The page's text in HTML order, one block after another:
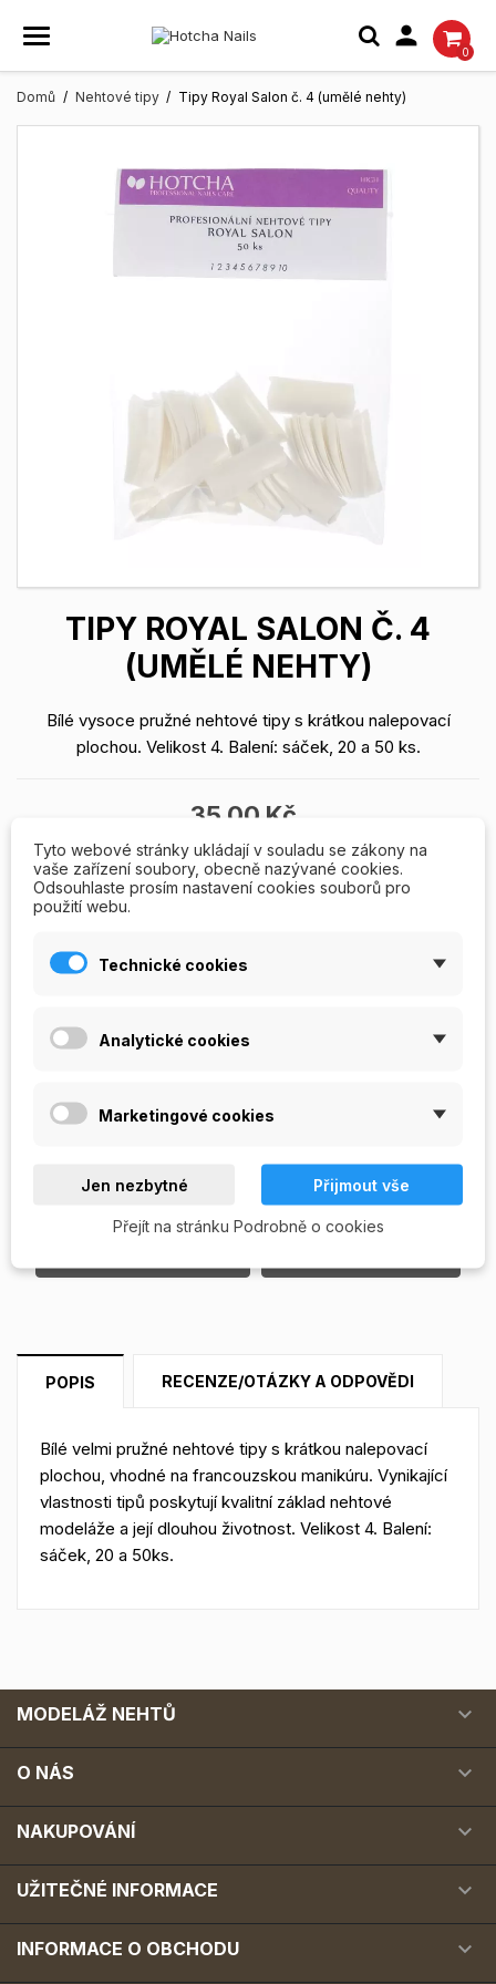

0
Domů Nehtové tipy Tipy Royal Salon č. 4 (umělé nehty)
TIPY ROYAL SALON Č. 4
(UMĚLÉ NEHTY)
Bílé vysoce pružné nehtové tipy s krátkou nalepovací
plochou. Velikost 4. Balení: sáček, 20 a 50 ks.
35,00 Kč
Balení: 20ks
PŘIDAT DO KOŠÍKU
POPIS RECENZE/OTÁZKY A ODPOVĚDI
Bílé velmi pružné nehtové tipy s krátkou nalepovací
plochou, vhodné na francouzskou manikúru. Vynikající
vlastnosti tipů poskytují kvalitní základ nehtové
modeláže a její dlouhou životnost. Velikost 4. Balení:
sáček, 20 a 50ks.
MODELÁŽ NEHTŮ 
O NÁS 
NAKUPOVÁNÍ 
UŽITEČNÉ INFORMACE 
INFORMACE O OBCHODU 
Tyto webové stránky ukládají v souladu se zákony na
vaše zařízení soubory, obecně nazývané cookies.
Odsouhlaste prosím nastavení cookies souborů pro
použití webu.
Technické cookies
Analytické cookies
Marketingové cookies
Jen nezbytné Přijmout vše
Přejít na stránku Podrobně o cookies